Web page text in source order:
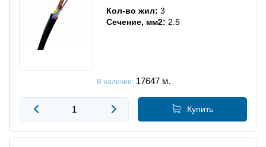
Кол-во жил: 3
Сечение, мм2: 2.5
В наличии:17647 м.
Купить